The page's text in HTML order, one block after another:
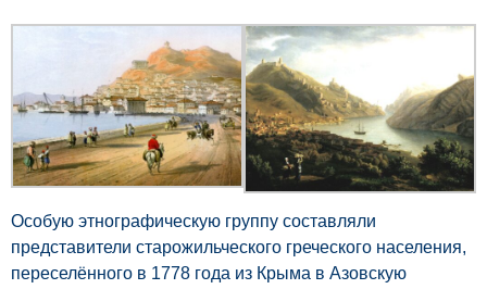
Особую этнографическую группу составляли
представители старожильческого греческого населения,
переселённого в 1778 года из Крыма в Азовскую